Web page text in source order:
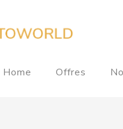
Home Offres